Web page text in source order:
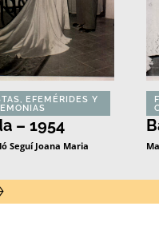
EFEMÉRIDES Y
– 1954
Seguí Joana Maria